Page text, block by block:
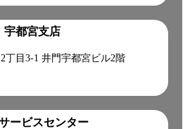
宇都宮支店
丁目3-1 井門宇都宮ビル2階
ービスセンター